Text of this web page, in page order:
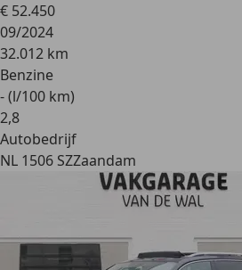
€ 52.450
09/2024
32.012 km
Benzine
- (l/100 km)
2,8
Autobedrijf
NL 1506 SZZaandam